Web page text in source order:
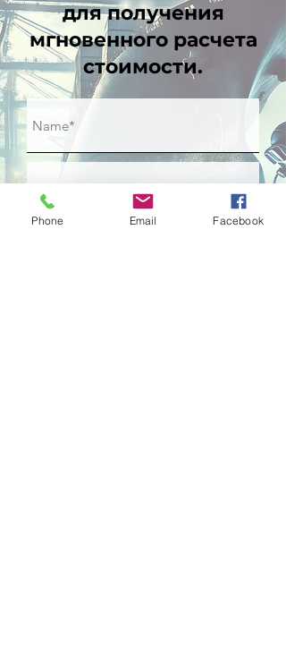
для получения
мгновенного расчета
стоимости.
Phone Email Facebook